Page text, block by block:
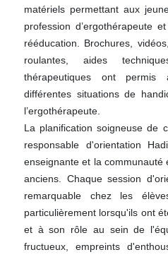
matériels permettant aux
profession d’ergothérapeute
rééducation. Brochures,
roulantes, aides
thérapeutiques ont permis
différentes situations de
l’ergothérapeute.
La planification soigneuse de
responsable d'orientation
enseignante et la communauté
anciens. Chaque session
remarquable chez les
particulièrement lorsqu'ils ont
et à son rôle au sein de
fructueux, empreints